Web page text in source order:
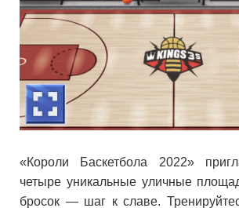
«Короли Баскетбола 2022»
четыре уникальные уличные
бросок — шаг к славе.